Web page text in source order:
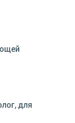
для